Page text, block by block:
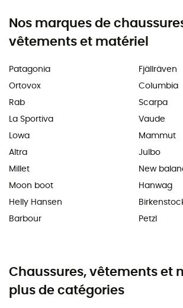
Nos marques de
vêtements et matériel
Patagonia
Ortovox
Rab
La Sportiva
Lowa
Altra
Millet
Moon boot
Helly Hansen
Barbour
Fjällräven
Columbia
Scarpa
Vaude
Mammut
Julbo
New
Hanwag
Petzl
Chaussures, vêtements et
plus de catégories